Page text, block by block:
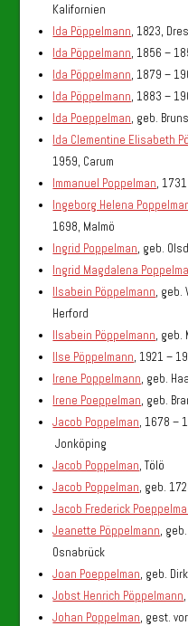
Kalifornien
Ida Pöppelmann, 1823,
Ida Pöppelmann, 1856 –
Ida Pöppelmann, 1879 –
Ida Pöppelmann, 1883 –
Ida Poeppelman, geb.
Ida Clementine Elisabeth
1959, Carum
Immanuel Poppelman,
Ingeborg Helena
1698, Malmö
Ingrid Poppelman, geb.
Ingrid Magdalena
Ilsabein Pöppelmann, geb.
Herford
Ilsabein Pöppelmann, geb.
Ilse Pöppelmann, 1921 –
Irene Poppelmann, geb.
Irene Poeppelman, geb.
Jacob Poppelman, 1678 –
Jonköping
Jacob Poppelman, Tölö
Jacob Poppelman, geb.
Jacob Frederick
Jeanette Pöppelmann,
Osnabrück
Joan Poeppelman, geb.
Jobst Henrich Pöppelmann
Johan Poppelman, gest.